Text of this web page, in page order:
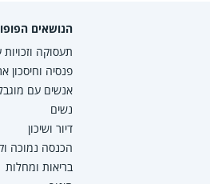
הנושאים
תעסוקה וזכויות
פנסיה וחיסכון
אנשים עם
נשים
דיור ושיכון
הכנסה נמוכה
בריאות ומחלות